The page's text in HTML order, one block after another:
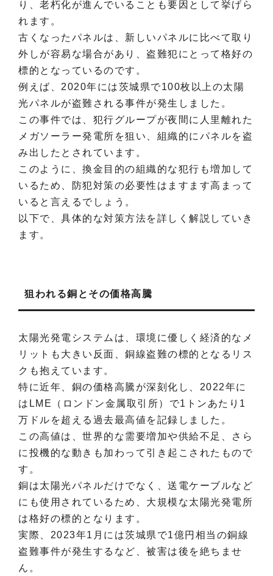
り、老朽化が進んでいることも要因として挙げら
れます。
古くなったパネルは、新しいパネルに比べて取り
外しが容易な場合があり、盗難犯にとって格好の
標的となっているのです。
例えば、2020年には茨城県で100枚以上の太陽
光パネルが盗難される事件が発生しました。
この事件では、犯行グループが夜間に人里離れた
メガソーラー発電所を狙い、組織的にパネルを盗
み出したとされています。
このように、換金目的の組織的な犯行も増加して
いるため、防犯対策の必要性はますます高まって
いると言えるでしょう。
以下で、具体的な対策方法を詳しく解説していき
ます。
狙われる銅とその価格高騰
太陽光発電システムは、環境に優しく経済的なメ
リットも大きい反面、銅線盗難の標的となるリス
クも抱えています。
特に近年、銅の価格高騰が深刻化し、2022年に
はLME（ロンドン金属取引所）で1トンあたり1
万ドルを超える過去最高値を記録しました。
この高値は、世界的な需要増加や供給不足、さら
に投機的な動きも加わって引き起こされたもので
す。
銅は太陽光パネルだけでなく、送電ケーブルなど
にも使用されているため、大規模な太陽光発電所
は格好の標的となります。
実際、2023年1月には茨城県で1億円相当の銅線
盗難事件が発生するなど、被害は後を絶ちませ
ん。